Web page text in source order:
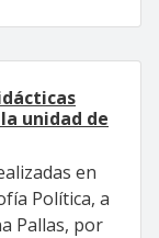
unidad de
en
Política, a
Pallas, por